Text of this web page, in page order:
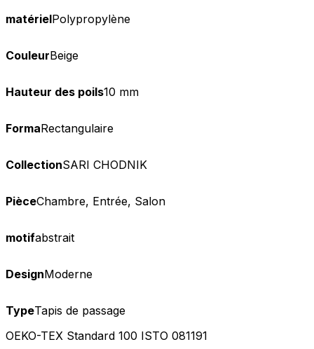
matérielPolypropylène
CouleurBeige
Hauteur des poils10 mm
FormaRectangulaire
CollectionSARI CHODNIK
PièceChambre, Entrée, Salon
motifabstrait
DesignModerne
TypeTapis de passage
OEKO-TEX Standard 100 ISTO 081191